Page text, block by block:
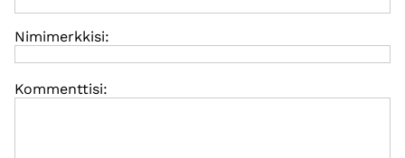
Nimimerkkisi:
Kommenttisi: